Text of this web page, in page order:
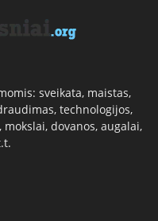
sveikata, maistas,
technologijos,
dovanos, augalai,